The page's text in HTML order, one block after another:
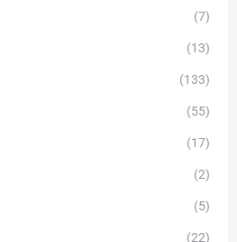
(7)
(13)
(133)
(55)
(17)
(2)
(5)
(22)